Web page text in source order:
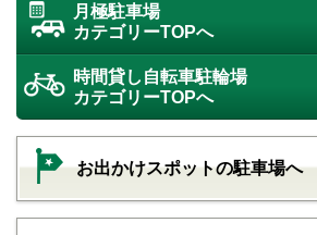
月極駐車場
カテゴリーTOPへ
時間貸し自転車駐輪場
カテゴリーTOPへ
お出かけスポットの駐車場へ